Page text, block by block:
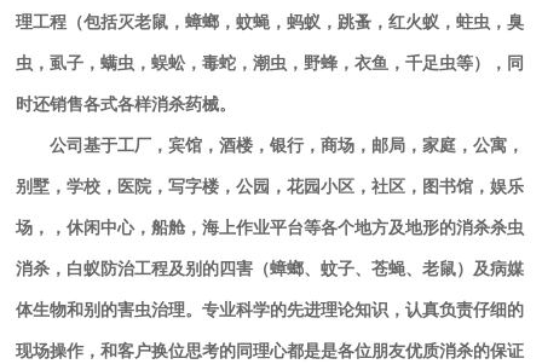
理工程（包括灭老鼠，蟑螂，蚊蝇，蚂蚁，跳蚤，红火蚁，蛀虫，臭
虫，虱子，螨虫，蜈蚣，毒蛇，潮虫，野蜂，衣鱼，千足虫等），同
时还销售各式各样消杀药械。
公司基于工厂，宾馆，酒楼，银行，商场，邮局，家庭，公寓，
别墅，学校，医院，写字楼，公园，花园小区，社区，图书馆，娱乐
场，，休闲中心，船舱，海上作业平台等各个地方及地形的消杀杀虫
消杀，白蚁防治工程及别的四害（蟑螂、蚊子、苍蝇、老鼠）及病媒
体生物和别的害虫治理。专业科学的先进理论知识，认真负责仔细的
现场操作，和客户换位思考的同理心都是是各位朋友优质消杀的保证